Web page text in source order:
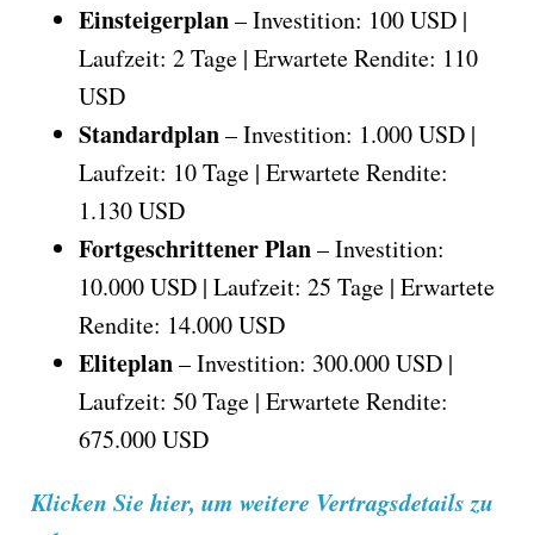
Einsteigerplan– Investition: 100 USD |
Laufzeit: 2 Tage | Erwartete Rendite: 110
USD
Standardplan– Investition: 1.000 USD |
Laufzeit: 10 Tage | Erwartete Rendite:
1.130 USD
Fortgeschrittener Plan– Investition:
10.000 USD | Laufzeit: 25 Tage | Erwartete
Rendite: 14.000 USD
Eliteplan– Investition: 300.000 USD |
Laufzeit: 50 Tage | Erwartete Rendite:
675.000 USD
Klicken Sie hier, um weitere Vertragsdetails zu